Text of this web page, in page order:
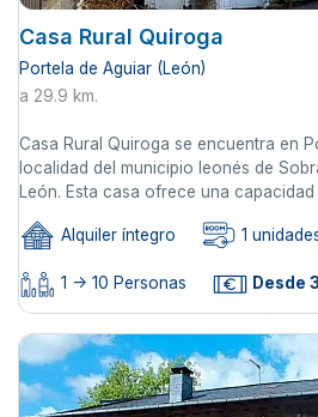
Casa Rural Quiroga
Portela de Aguiar (León)
a 29.9 km.
Casa Rural Quiroga se encuentra en
localidad del municipio leonés de
León. Esta casa ofrece una capacidad
Alquiler íntegro 1
1 -> 10 Personas Desde